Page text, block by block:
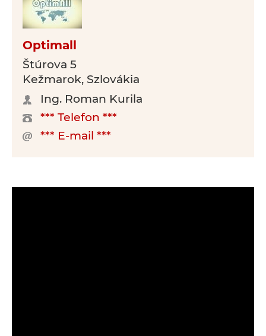
Optimall
Štúrova 5
Kežmarok, Szlovákia
Ing. Roman Kurila
*** Telefon ***
*** E-mail ***